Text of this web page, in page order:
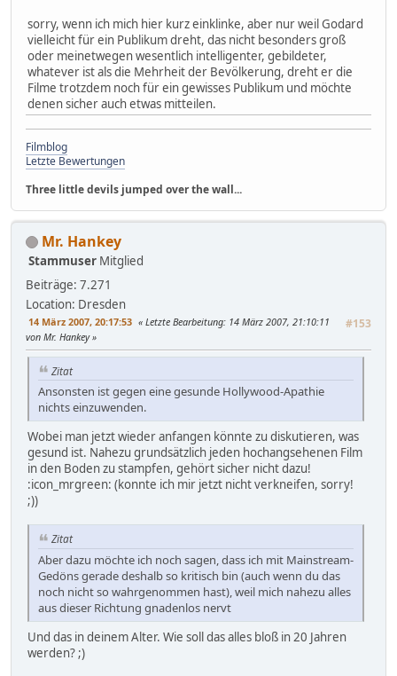
sorry, wenn ich mich hier kurz einklinke, aber nur weil Godard
vielleicht für ein Publikum dreht, das nicht besonders groß
oder meinetwegen wesentlich intelligenter, gebildeter,
whatever ist als die Mehrheit der Bevölkerung, dreht er die
Filme trotzdem noch für ein gewisses Publikum und möchte
denen sicher auch etwas mitteilen.
Filmblog
Letzte Bewertungen
Three little devils jumped over the wall...
Mr. Hankey
Stammuser Mitglied
Beiträge: 7.271
Location: Dresden
14 März 2007, 20:17:53 #153
Letzte Bearbeitung: 14 März 2007, 21:10:11
von Mr. Hankey
Zitat
Ansonsten ist gegen eine gesunde Hollywood-Apathie
nichts einzuwenden.
Wobei man jetzt wieder anfangen könnte zu diskutieren, was
gesund ist. Nahezu grundsätzlich jeden hochangsehenen Film
in den Boden zu stampfen, gehört sicher nicht dazu!
:icon_mrgreen: (konnte ich mir jetzt nicht verkneifen, sorry!
;))
Zitat
Aber dazu möchte ich noch sagen, dass ich mit Mainstream-
Gedöns gerade deshalb so kritisch bin (auch wenn du das
noch nicht so wahrgenommen hast), weil mich nahezu alles
aus dieser Richtung gnadenlos nervt
Und das in deinem Alter. Wie soll das alles bloß in 20 Jahren
werden? ;)